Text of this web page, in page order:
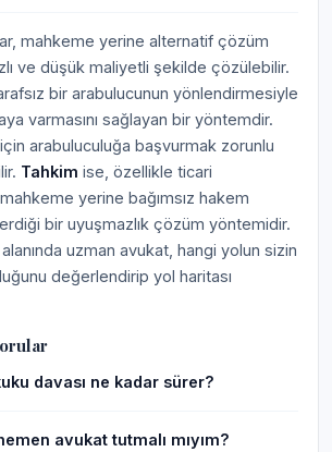
mahkeme yerine alternatif çözüm
ve düşük maliyetli şekilde çözülebilir.
bir arabulucunun yönlendirmesiyle
varmasını sağlayan bir yöntemdir.
arabuluculuğa başvurmak zorunlu
Tahkim ise, özellikle ticari
yerine bağımsız hakem
bir uyuşmazlık çözüm yöntemidir.
uzman avukat, hangi yolun sizin
değerlendirip yol haritası
davası ne kadar sürer?
avukat tutmalı mıyım?